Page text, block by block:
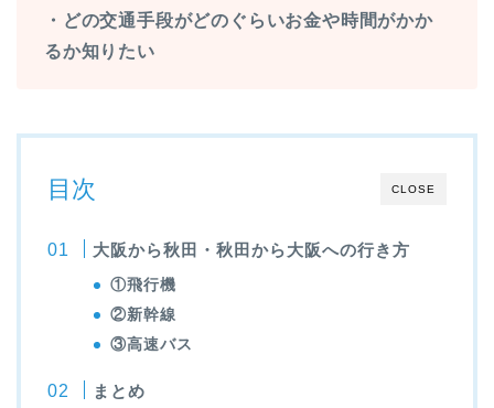
・どの交通手段がどのぐらいお金や時間がかか
るか知りたい
CLOSE
目次
大阪から秋田・秋田から大阪への行き方
①飛行機
②新幹線
③高速バス
まとめ